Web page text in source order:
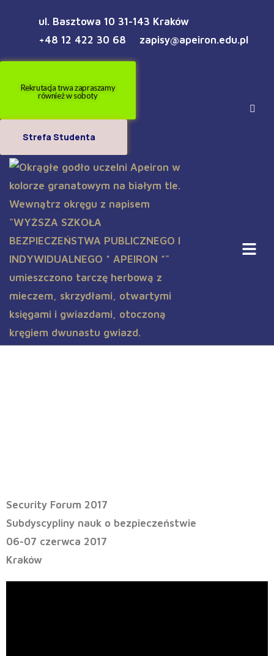
ul. Basztowa 10 31-143 Kraków
+48 12 422 30 68
zapisy@apeiron.edu.pl
Rekrutacja trwa zapraszamy
również w soboty
Strefa Studenta
Security Forum 2017
Subdyscypliny nauk o bezpieczeństwie
06-07 czerwca 2017
Kraków